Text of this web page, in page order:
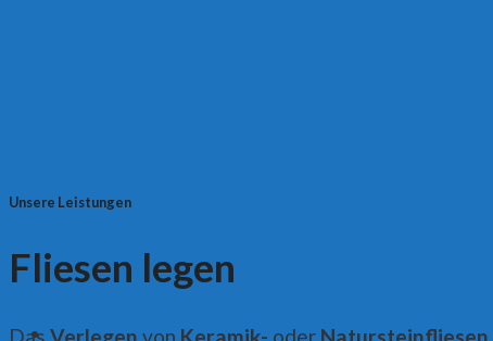
Unsere Leistungen
Fliesen legen
Das Verlegen von Keramik- oder Natursteinfliesen